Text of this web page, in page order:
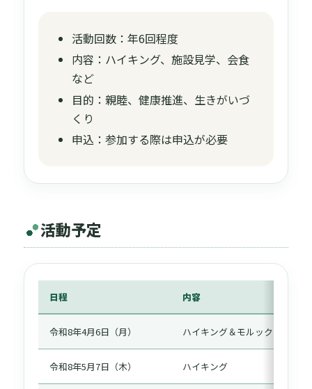
活動回数：年6回程度
内容：ハイキング、施設見学、会食
など
目的：親睦、健康推進、生きがいづ
くり
申込：参加する際は申込が必要
活動予定
日程 内容
令和8年4月6日（月） ハイキング＆モルック
令和8年5月7日（木） ハイキング